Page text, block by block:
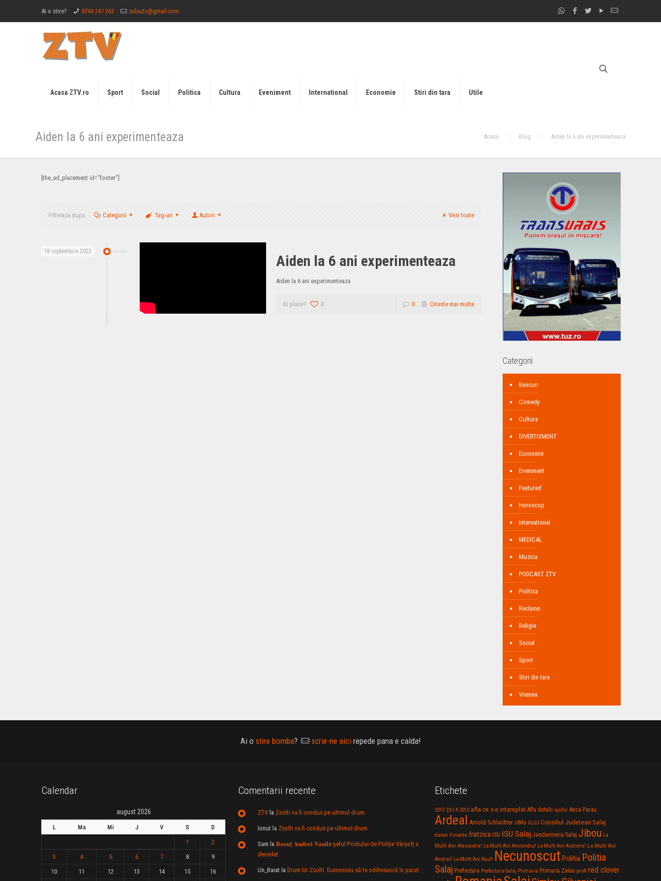
Ai o stire? 0744 247 263 zalautv@gmail.com
Acasa ZTV.ro Sport Social Politica Cultura Eveniment International Economie Stiri din tara Utile
Aiden la 6 ani experimenteaza Acasa Blog Aiden la 6 ani experimenteaza
[the_ad_placement id="footer"]
Filtreaza dupa Categorii Tag-uri Autori Vezi toate
18 septembrie 2023
Aiden la 6 ani experimenteaza
Aiden la 6 ani experimenteaza
Iti place? 0 0 Citeste mai multe
Categorii
Bancuri
Comedy
Cultura
DIVERTISMENT
Economie
Eveniment
Featured
Horoscop
International
MEDICAL
Muzica
PODCAST ZTV
Politica
Reclame
Religie
Social
Sport
Stiri din tara
Vremea
Ai o stire bomba? scrie-ne aicirepede pana e calda!
Calendar
august 2026
L Ma Mi J V S
D
1
2
3
4 5 6 7 8
9
10
11 12 13 14 15 16
Comentarii recente
ZTVla Zsolti va fi condus pe ultimul drum
Ionut la Zsolti va fi condus pe ultimul drum
Sam la 𝐁𝐨𝐜𝐮ț 𝐀𝐧𝐝𝐫𝐞𝐢 𝐕𝐚𝐬𝐢𝐥e şeful Postului de Poliție Vârșolț a
decedat
Un_Baiat la Drum lin Zsolti. Dumnezeu sã te odihneascã în pace!
Etichete
2013 2014 2015 afla ce s-a intamplat Afla detalii ajofm Anca Parau
Ardeal Arnold Schlachter c8ilu CLUJ Consiliul Judetean Salaj
dance Finante fratzica ISU ISU Salaj Jandarmeria Salaj Jibou La
Multi Ani Alexandra! La Multi Ani Alexandru! La Multi Ani Andreea! La Multi Ani
Andrei! La Multi Ani Raul! Necunoscut Politia Politia
Salaj Prefectura Prefectura Salaj Primaria Primaria Zalau profi red clover